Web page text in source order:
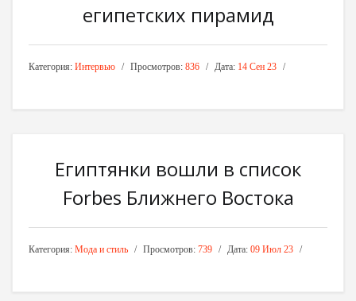
египетских пирамид
Категория: Интервью Просмотров: 836 Дата: 14 Сен 23
Египтянки вошли в список
Forbes Ближнего Востока
Категория: Мода и стиль Просмотров: 739 Дата: 09 Июл 23